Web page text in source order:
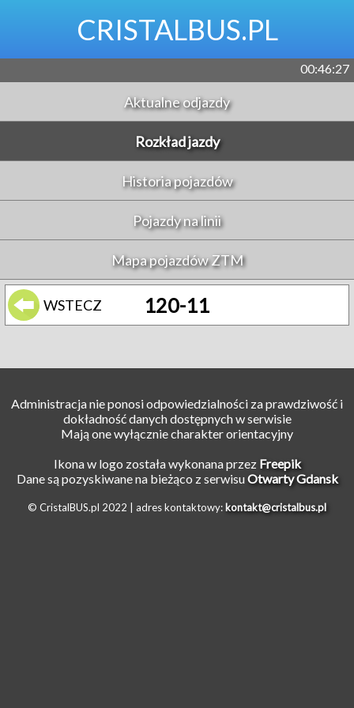
CRISTALBUS.PL
00:46:27
Aktualne odjazdy
Rozkład jazdy
Historia pojazdów
Pojazdy na linii
Mapa pojazdów ZTM
WSTECZ 120-11
Administracja nie ponosi odpowiedzialności za prawdziwość i
dokładność danych dostępnych w serwisie
Mają one wyłącznie charakter orientacyjny
Ikona w logo została wykonana przez Freepik
Dane są pozyskiwane na bieżąco z serwisuOtwarty Gdansk
© CristalBUS.pl 2022 | adres kontaktowy: kontakt@cristalbus.pl